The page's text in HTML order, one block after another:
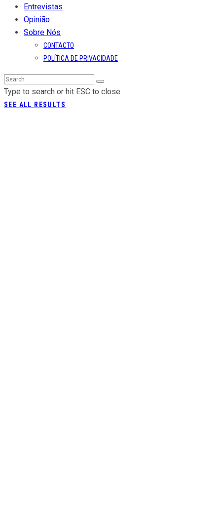
Entrevistas
Opinião
Sobre Nós
CONTACTO
POLÍTICA DE PRIVACIDADE
Type to search or hit ESC to close
SEE ALL RESULTS